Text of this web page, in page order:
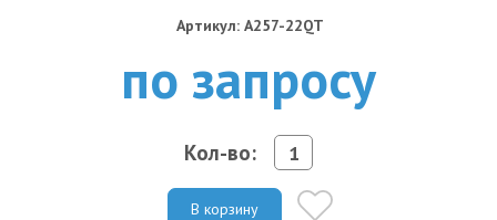
Артикул: A257-22QT
по запросу
Кол-во:
В корзину